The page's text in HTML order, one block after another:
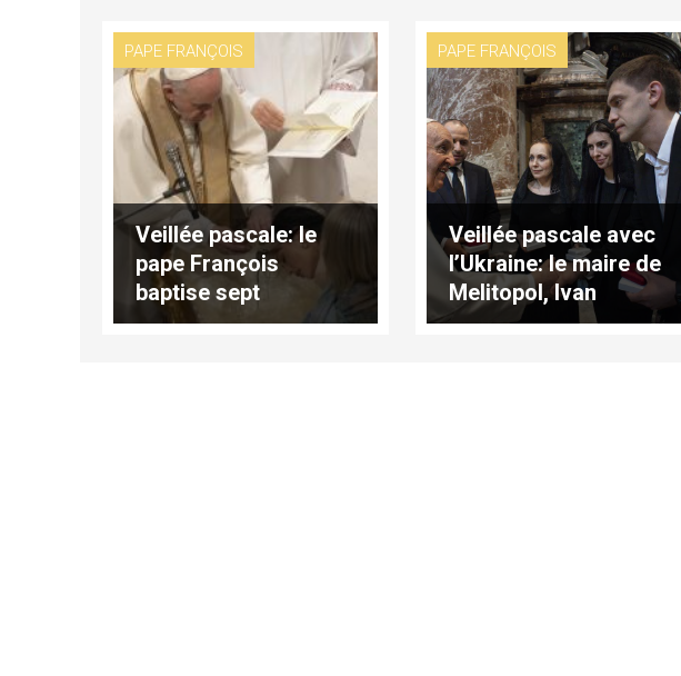
PAPE FRANÇOIS
Veillée pascale: le
pape François
baptise sept
catéchumènes de
PAPE FRANÇOIS
Veillée pascale avec
l’Ukraine: le maire de
Melitopol, Ivan
Fedorov, à Saint-